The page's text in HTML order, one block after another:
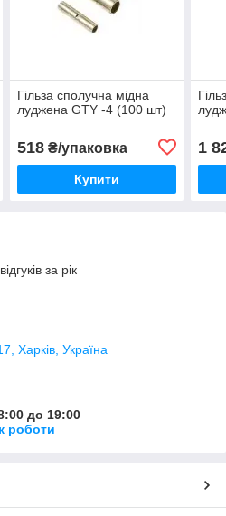
Гільза сполучна мідна
луджена GTY -4 (100 шт)
518₴/упаковка
Купити
1
за рік
Харків, Україна
до 19:00
роботи